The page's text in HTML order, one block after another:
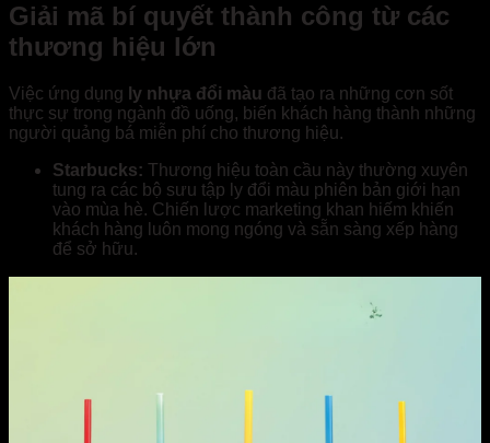
Giải mã bí quyết thành công từ các
thương hiệu lớn
Việc ứng dụng ly nhựa đổi màu đã tạo ra những cơn sốt
thực sự trong ngành đồ uống, biến khách hàng thành những
người quảng bá miễn phí cho thương hiệu.
Starbucks: Thương hiệu toàn cầu này thường xuyên
tung ra các bộ sưu tập ly đổi màu phiên bản giới hạn
vào mùa hè. Chiến lược marketing khan hiếm khiến
khách hàng luôn mong ngóng và sẵn sàng xếp hàng
để sở hữu.